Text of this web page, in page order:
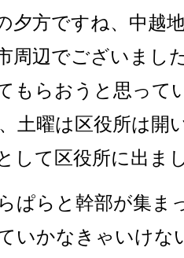
夕方ですね、中越
周辺でございまし
もらおうと思って
土曜は区役所は開
して区役所に出ま
ぱらと幹部が集ま
いかなきゃいけな